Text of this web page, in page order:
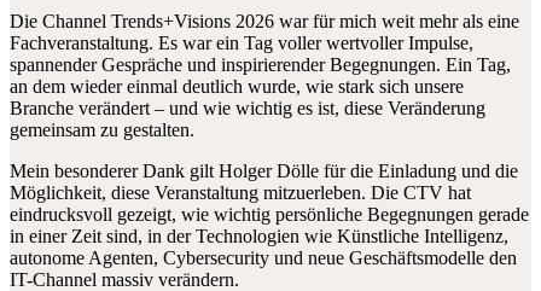
Die Channel Trends+Visions 2026 war für mich weit mehr als eine
Fachveranstaltung. Es war ein Tag voller wertvoller Impulse,
spannender Gespräche und inspirierender Begegnungen. Ein Tag,
an dem wieder einmal deutlich wurde, wie stark sich unsere
Branche verändert – und wie wichtig es ist, diese Veränderung
gemeinsam zu gestalten.
Mein besonderer Dank gilt Holger Dölle für die Einladung und die
Möglichkeit, diese Veranstaltung mitzuerleben. Die CTV hat
eindrucksvoll gezeigt, wie wichtig persönliche Begegnungen gerade
in einer Zeit sind, in der Technologien wie Künstliche Intelligenz,
autonome Agenten, Cybersecurity und neue Geschäftsmodelle den
IT-Channel massiv verändern.